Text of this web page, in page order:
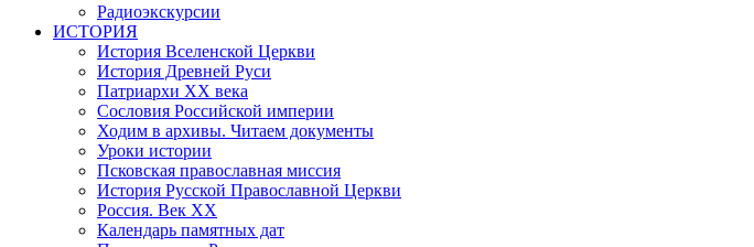
Радиоэкскурсии
ИСТОРИЯ
История Вселенской Церкви
История Древней Руси
Патриархи XX века
Сословия Российской империи
Ходим в архивы. Читаем документы
Уроки истории
Псковская православная миссия
История Русской Православной Церкви
Россия. Век ХХ
Календарь памятных дат